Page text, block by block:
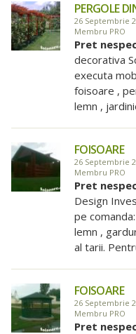
PERGOLE
26 Septembrie
Membru PRO
Pret
decorativa
executa
foisoare ,
lemn ,
FOISOARE
26 Septembrie
Membru PRO
Pret
Design
pe
lemn ,
al tarii.
FOISOARE
26 Septembrie
Membru PRO
Pret